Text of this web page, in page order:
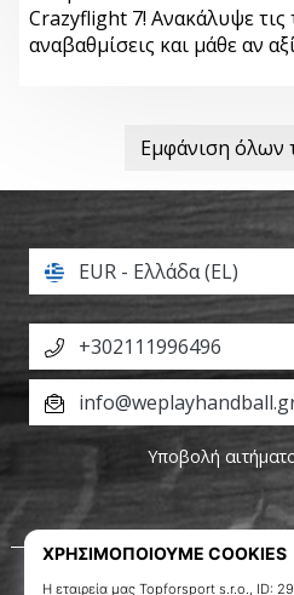
Crazyflight 7! Ανακάλυψε τις
αναβαθμίσεις και μάθε αν
Εμφάνιση όλων
Σχετικά μ' εμάς
EUR - Ελλάδα (EL)
+302111996496
Υποβολή